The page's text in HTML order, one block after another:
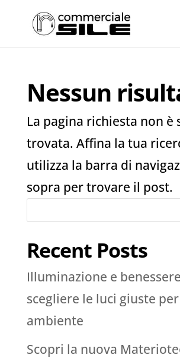
Nessun
La pagina richiesta non è
trovata. Affina la tua
utilizza la barra di
sopra per trovare il post.
Recent Posts
Illuminazione e
scegliere le luci giuste
ambiente
Scopri la nuova